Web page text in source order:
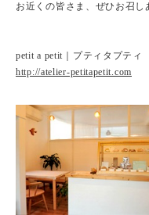
お近くの皆さま、ぜひお召し
petit a petit｜プティタプティ
http://atelier-petitapetit.com